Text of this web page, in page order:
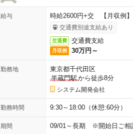
給与 時給2600円+交 【月収例
交通費別途支給あり
交通費 交通費支給
月収例 30万円～
勤務地
東京都千代田区
半蔵門駅から徒歩8分
システム開発会社
勤務時間 9:30～18:00（休憩:60分
期間 09/01～長期 ※開始日ご相